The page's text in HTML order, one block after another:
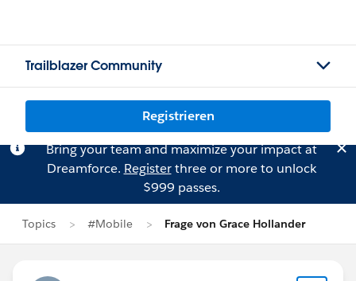
Trailblazer Community
Registrieren
Bring your team and maximize your impact at
Dreamforce. Registerthree or more to unlock
$999 passes.
Topics #Mobile Frage von Grace Hollander